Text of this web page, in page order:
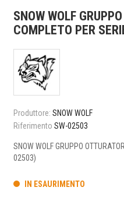
SNOW WOLF
COMPLETO PER
Produttore: SNOW WOLF
Riferimento SW-02503
SNOW WOLF GRUPPO
02503)
IN ESAURIMENTO